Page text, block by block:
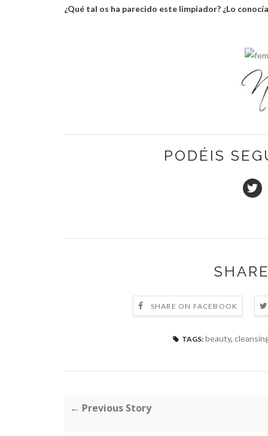
¿Qué tal os ha parecido este limpiador? ¿Lo
PODÉIS
SHARE ON FACEBOOK
TAGS: beauty,
← Previous Story